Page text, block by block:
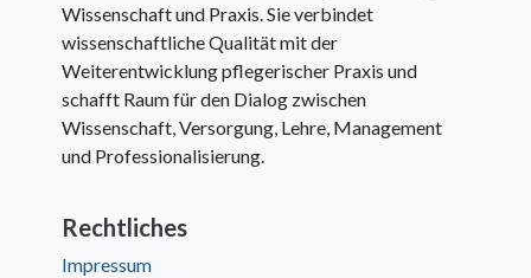
Wissenschaft und Praxis. Sie verbindet
wissenschaftliche Qualität mit der
Weiterentwicklung pflegerischer Praxis und
schafft Raum für den Dialog zwischen
Wissenschaft, Versorgung, Lehre, Management
und Professionalisierung.
Rechtliches
Impressum